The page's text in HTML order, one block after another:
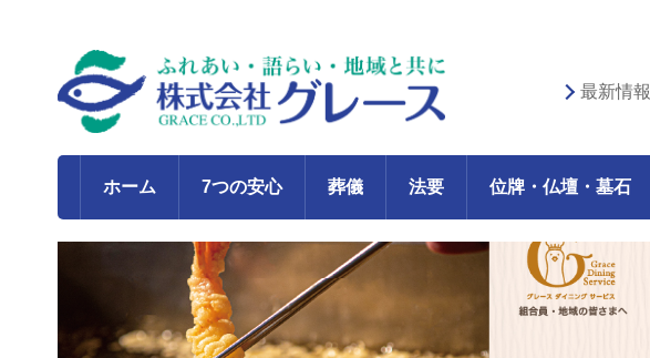
最新情報
ホーム 7つの安心 葬儀 法要 位牌・仏壇・墓石